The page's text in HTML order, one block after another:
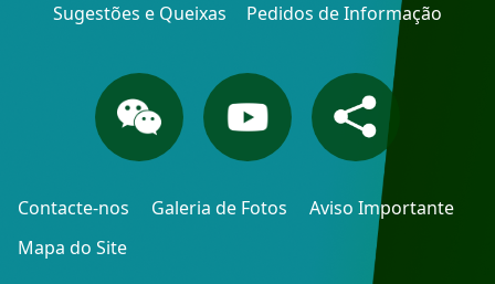
Sugestões e Queixas Pedidos de Informação
Contacte-nos Galeria de Fotos
Aviso Importante
Mapa do Site